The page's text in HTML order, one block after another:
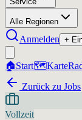
Alle Regionen
Anmelden +
🏠Start🗺️Karte
Zurück zu Jobs
Vollzeit